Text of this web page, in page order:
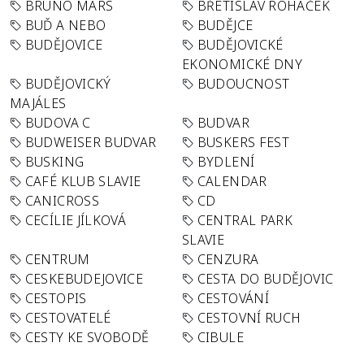
BRUNO MARS
BŘETISLAV ROHÁČEK
BUĎ A NEBO
BUDĚJCE
BUDĚJOVICE
BUDĚJOVICKÉ
EKONOMICKÉ DNY
BUDĚJOVICKÝ
MAJÁLES
BUDOUCNOST
BUDOVA C
BUDVAR
BUDWEISER BUDVAR
BUSKERS FEST
BUSKING
BYDLENÍ
CAFÉ KLUB SLAVIE
CALENDAR
CANICROSS
CD
CECÍLIE JÍLKOVÁ
CENTRAL PARK
SLAVIE
CENTRUM
CENZURA
CESKEBUDEJOVICE
CESTA DO BUDĚJOVIC
CESTOPIS
CESTOVÁNÍ
CESTOVATELÉ
CESTOVNÍ RUCH
CESTY KE SVOBODĚ
CIBULE